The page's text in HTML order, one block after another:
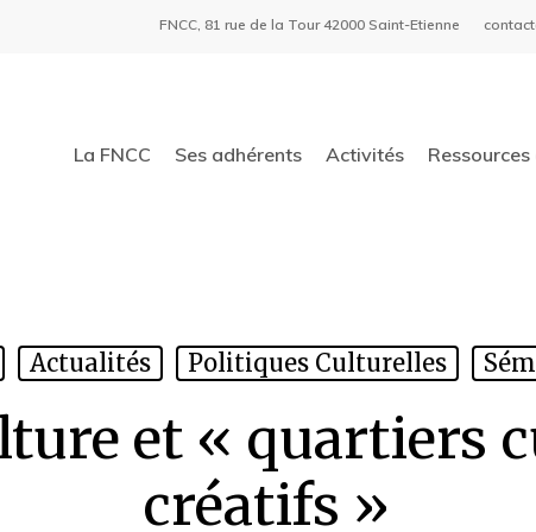
FNCC, 81 rue de la Tour 42000 Saint-Etienne
La FNCC Ses adhérents Activités
Actualités Politiques Culturelles
et « quartiers
créatifs »